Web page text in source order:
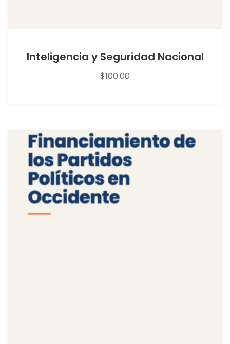
Inteligencia y Seguridad Nacional
$100.00